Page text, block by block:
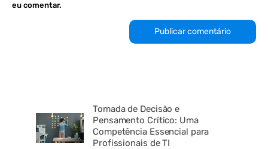
eu comentar.
Tomada de Decisão e
Pensamento Crítico: Uma
Competência Essencial para
Profissionais de TI